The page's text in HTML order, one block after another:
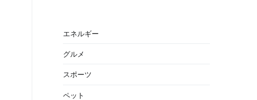
エネルギー
グルメ
スポーツ
ペット